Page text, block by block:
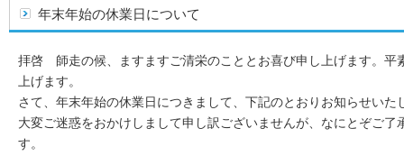
年末年始の休業日について
拝啓 師走の候、ますますご清栄のこととお喜び申し上げます。平
上げます。
さて、年末年始の休業日につきまして、下記のとおりお知らせいた
大変ご迷惑をおかけしまして申し訳ございませんが、なにとぞご
す。